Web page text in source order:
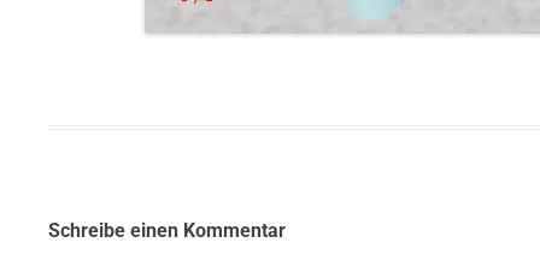
Schreibe einen Kommentar